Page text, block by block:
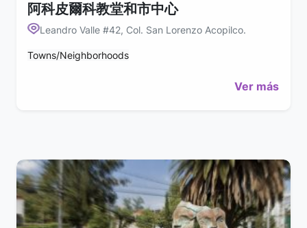
阿科皮爾科教堂和市中心
Leandro Valle #42, Col. San Lorenzo Acopilco.
Towns/Neighborhoods
Ver más